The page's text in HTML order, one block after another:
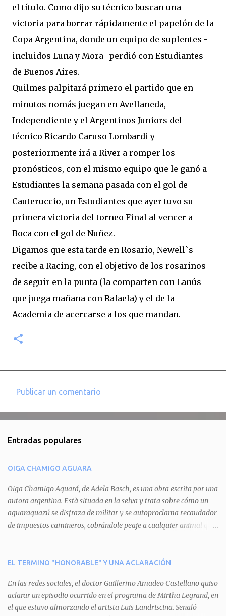
el título. Como dijo su técnico buscan una
victoria para borrar rápidamente el papelón de la
Copa Argentina, donde un equipo de suplentes -
incluidos Luna y Mora- perdió con Estudiantes
de Buenos Aires.
Quilmes palpitará primero el partido que en
minutos nomás juegan en Avellaneda,
Independiente y el Argentinos Juniors del
técnico Ricardo Caruso Lombardi y
posteriormente irá a River a romper los
pronósticos, con el mismo equipo que le ganó a
Estudiantes la semana pasada con el gol de
Cauteruccio, un Estudiantes que ayer tuvo su
primera victoria del torneo Final al vencer a
Boca con el gol de Nuñez.
Digamos que esta tarde en Rosario, Newell`s
recibe a Racing, con el objetivo de los rosarinos
de seguir en la punta (la comparten con Lanús
que juega mañana con Rafaela) y el de la
Academia de acercarse a los que mandan.
e
t
a
r
i
o
Publicar un comentario
Entradas populares
OIGA CHAMIGO AGUARA
Oiga Chamigo Aguará, de Adela Basch, es una obra escrita por una
autora argentina. Està situada en la selva y trata sobre cómo un
aguaraguazú se disfraza de militar y se autoproclama recaudador
de impuestos camineros, cobrándole peaje a cualquier animal que
aguará le provoca. De igual manera pasa con Tatú, el armadillo.
del aguará y pasa sin pagar. Por último, Tui, la cotorra, deja
expuesta la mentira del aguará y arenga a los otros tres
personajes a unirse para enfrentarlo. Finalmente, terminan por
EL TERMINO "HONORABLE" Y UNA ACLARACIÓN
En las redes sociales, el doctor Guillermo Amadeo Castellano quiso
aclarar un episodio ocurrido en el programa de Mirtha Legrand, en
el que estuvo almorzando el artista Luis Landriscina. Señaló